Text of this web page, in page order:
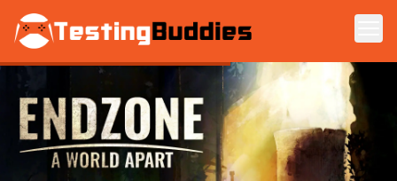
Zum Hauptinhalt springen